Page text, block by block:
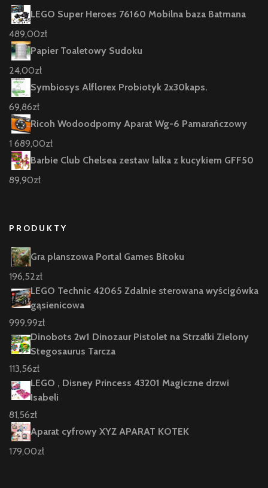
LEGO Super Heroes 76160 Mobilna baza Batmana
489,00zł
Papier Toaletowy Sudoku
24,00zł
Symbiosys Alflorex Probiotyk 2x30kaps.
69,86zł
Ricoh Wodoodporny Aparat Wg-6 Pamarańczowy
1 689,00zł
Barbie Club Chelsea zestaw lalka z kucykiem GFF50
89,90zł
PRODUKTY
Gra planszowa Portal Games Bitoku
196,52zł
LEGO Technic 42065 Zdalnie sterowana wyścigówka
gąsienicowa
999,99zł
Dinobots 2w1 Dinozaur Pistolet na Strzałki Zielony
Stegosaurus Tarcza
113,56zł
LEGO , Disney Princess 43201 Magiczne drzwi
Isabeli
81,56zł
Aparat cyfrowy XYZ APARAT KOTEK
179,00zł